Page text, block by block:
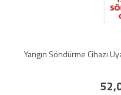
Yangın Söndürme Cihazı